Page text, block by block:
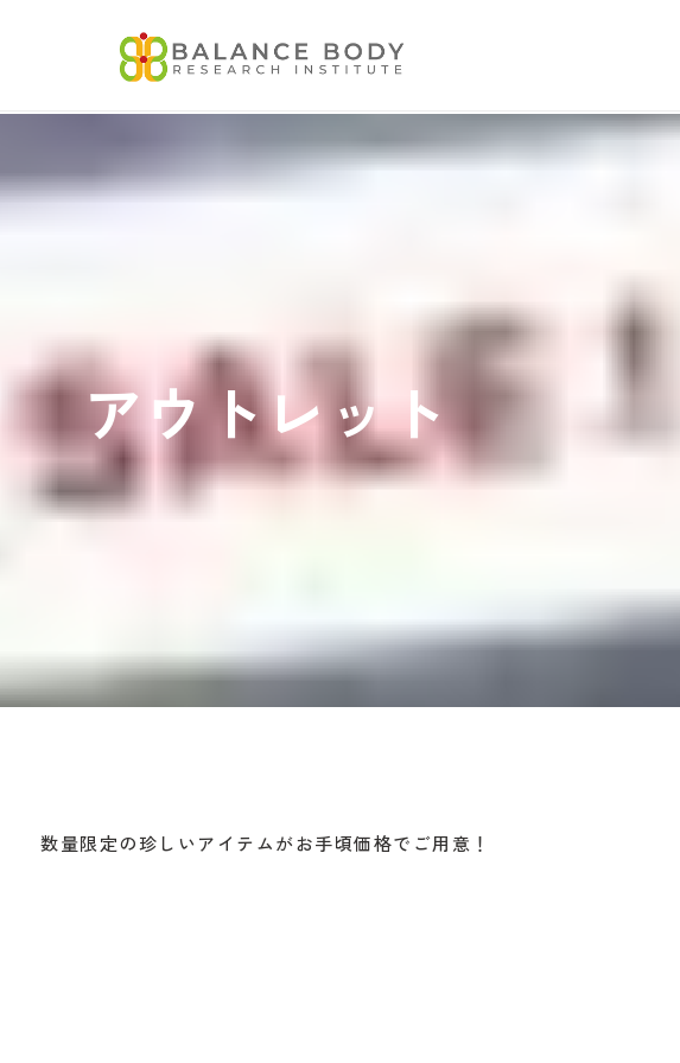
アウトレット
数量限定の珍しいアイテムがお手頃価格でご用意！